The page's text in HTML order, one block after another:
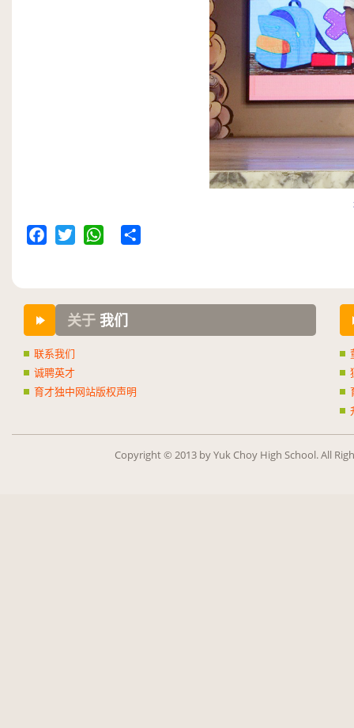
关于 我们
联系我们
诚聘英才
育才独中网站版权声明
Copy­right © 2013 by Yuk Choy High School. All